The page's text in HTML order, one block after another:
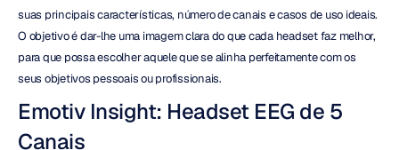
suas principais características, número de canais e casos de uso ideais.
O objetivo é dar-lhe uma imagem clara do que cada headset faz melhor,
para que possa escolher aquele que se alinha perfeitamente com os
seus objetivos pessoais ou profissionais.
Emotiv Insight: Headset EEG de 5
Canais